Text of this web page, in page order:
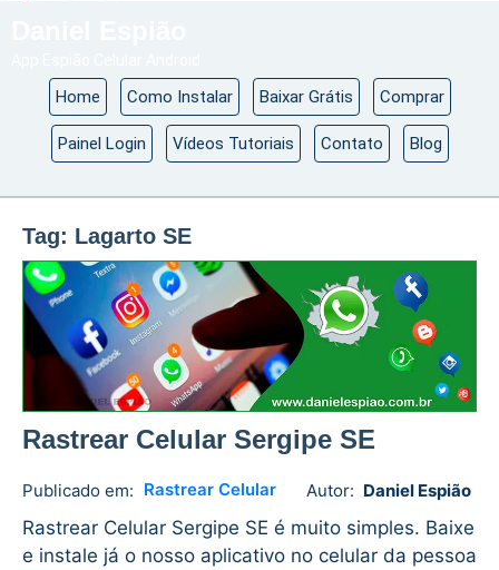
Home Como Instalar Baixar Grátis Comprar
Painel Login Vídeos Tutoriais Contato Blog
Tag: Lagarto SE
Rastrear Celular Sergipe SE
Publicado em: Rastrear Celular Autor: Daniel Espião
Daniel
Espião
No
comments
Rastrear Celular Sergipe SE é muito simples. Baixe
e instale já o nosso aplicativo no celular da pessoa